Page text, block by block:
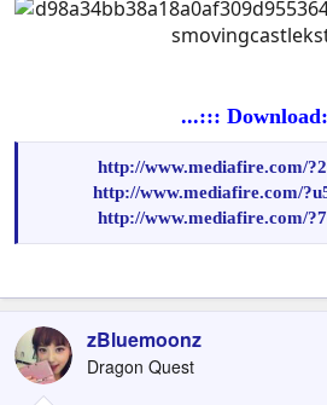
...:::
http://www.mediafire.com/
http://www.mediafire.com/
http://www.mediafire.com/
zBluemoonz
Dragon Quest